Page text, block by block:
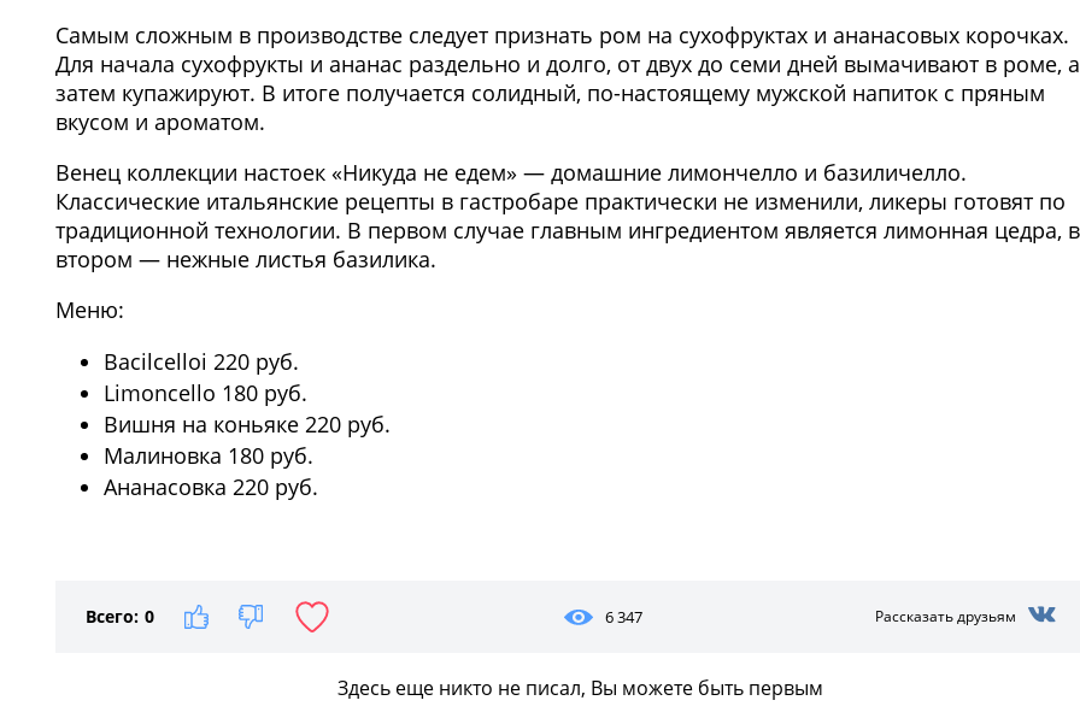
Самым сложным в производстве следует признать ром на сухофруктах и ананасовых корочках.
Для начала сухофрукты и ананас раздельно и долго, от двух до семи дней вымачивают в роме, а
затем купажируют. В итоге получается солидный, по-настоящему мужской напиток с пряным
вкусом и ароматом.
Венец коллекции настоек «Никуда не едем» — домашние лимончелло и базиличелло.
Классические итальянские рецепты в гастробаре практически не изменили, ликеры готовят по
традиционной технологии. В первом случае главным ингредиентом является лимонная цедра,
втором — нежные листья базилика.
Меню:
Bacilcelloi 220 руб.
Limoncello 180 руб.
Вишня на коньяке 220 руб.
Малиновка 180 руб.
Ананасовка 220 руб.
Всего: 0 6 347 Рассказать друзьям
Здесь еще никто не писал, Вы можете быть первым